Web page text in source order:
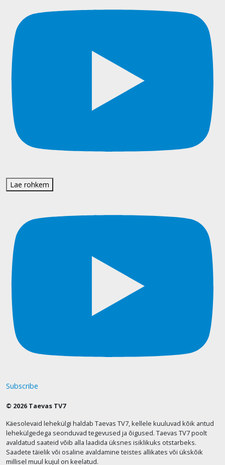
Lae rohkem
Subscribe
© 2026 Taevas TV7
Käesolevaid lehekülgi haldab Taevas TV7, kellele kuuluvad kõik antud
lehekülgedega seonduvad tegevused ja õigused. Taevas TV7 poolt
avaldatud saateid võib alla laadida üksnes isiklikuks otstarbeks.
Saadete täielik või osaline avaldamine teistes allikates või ükskõik
millisel muul kujul on keelatud.